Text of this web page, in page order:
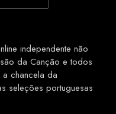
independente não
da Canção e todos
chancela da
seleções portuguesas